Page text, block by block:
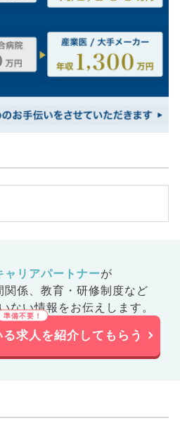
ャリアパートナーが
係、 教育・研修制度など
ない情報をお伝えします。
求人を紹介してもらう